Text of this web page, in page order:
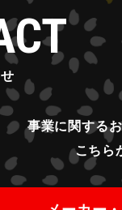
事業に関する
こちら